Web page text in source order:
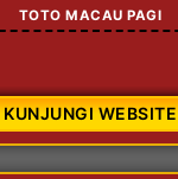
TOTO MACAU PAGI
KUNJUNGI WEBSITE